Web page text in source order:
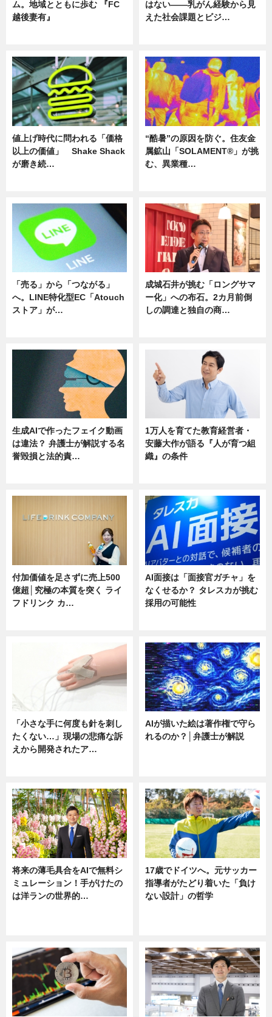
ム。地域とともに歩む 『FC
越後妻有』
はない――乳がん経験から見
えた社会課題とビジ…
値上げ時代に問われる「価格
以上の価値」 Shake Shack
が磨き続…
“酷暑”の原因を防ぐ。住友金
属鉱山「SOLAMENT®」が挑
む、異業種…
「売る」から「つながる」
へ。LINE特化型EC「Atouch
ストア」が…
成城石井が挑む「ロングサマ
ー化」への布石。2カ月前倒
しの調達と独自の商…
生成AIで作ったフェイク動画
は違法？ 弁護士が解説する名
誉毀損と法的責…
1万人を育てた教育経営者・
安藤大作が語る『人が育つ組
織』の条件
付加価値を足さずに売上500
億超│究極の本質を突く ライ
フドリンク カ…
AI面接は「面接官ガチャ」を
なくせるか？ タレスカが挑む
採用の可能性
「小さな手に何度も針を刺し
たくない…」現場の悲痛な訴
えから開発されたア…
AIが描いた絵は著作権で守ら
れるのか？│弁護士が解説
将来の薄毛具合をAIで無料シ
ミュレーション！手がけたの
は洋ランの世界的…
17歳でドイツへ。元サッカー
指導者がたどり着いた「負け
ない設計」の哲学